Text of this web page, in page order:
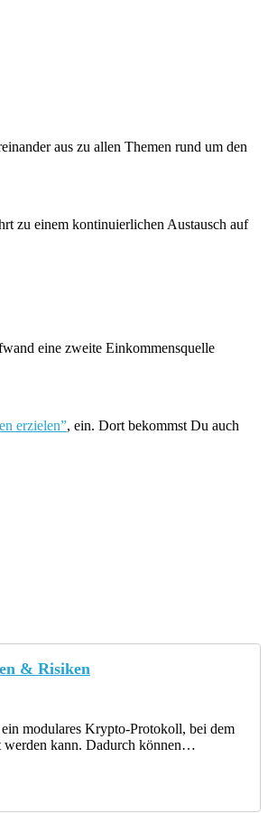
aus zu allen Themen rund um den
zu einem kontinuierlichen Austausch auf
eine zweite Einkommensquelle
erzielen”, ein. Dort bekommst Du auch
& Risiken
modulares Krypto-Protokoll, bei dem
werden kann. Dadurch können…